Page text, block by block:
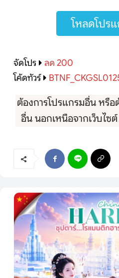
โหลดโปร
จัดโปร
ลด 200
โค้ดทัวร์
ต้องการโปรแกรมอื่น หรือ
อื่น นอกเหนือจากเว็บไซ